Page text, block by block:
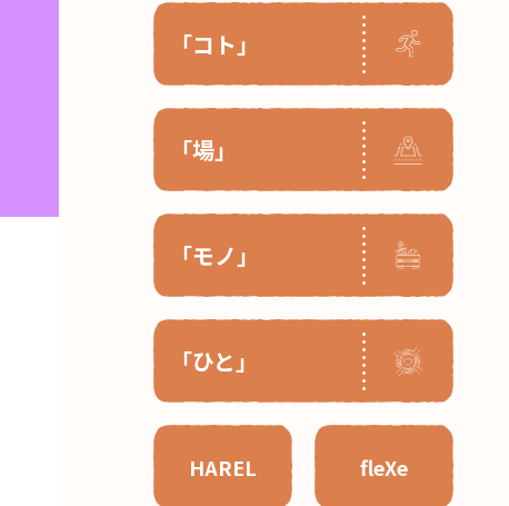
「コト」
「場」
「モノ」
「ひと」
HAREL fleXe